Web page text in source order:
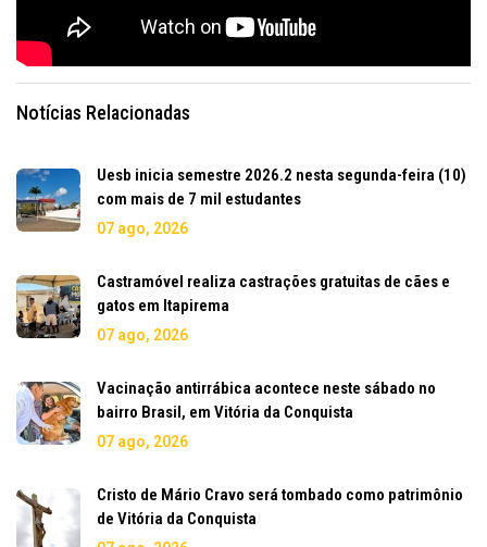
Notícias Relacionadas
Uesb inicia semestre 2026.2 nesta segunda-feira (10)
com mais de 7 mil estudantes
07 ago, 2026
Castramóvel realiza castrações gratuitas de cães e
gatos em Itapirema
07 ago, 2026
Vacinação antirrábica acontece neste sábado no
bairro Brasil, em Vitória da Conquista
07 ago, 2026
Cristo de Mário Cravo será tombado como patrimônio
de Vitória da Conquista